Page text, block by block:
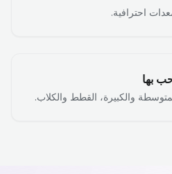
احترافية.
بها
والكبيرة، القطط والكلاب.